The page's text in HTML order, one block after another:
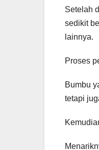
Setelah
sedikit
lainnya.
Proses
Bumbu
tetapi